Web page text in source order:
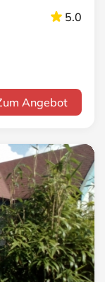
5.0
Angebot